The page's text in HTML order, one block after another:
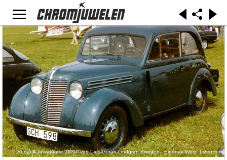
„Renault Juvaquatre 1939“ von Lars-Göran Lindgren Sweden - Eigenes Werk. Lizenziert
unter CC BY-SA 3.0 über Wikimedia Commons -